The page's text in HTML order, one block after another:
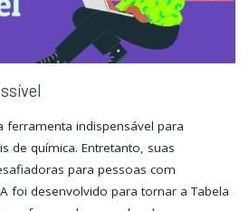
ferramenta indispensável para
de química. Entretanto, suas
para pessoas com
foi desenvolvido para tornar a Tabela